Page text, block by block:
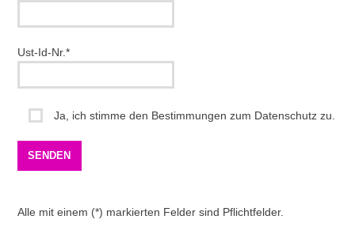
Ust-Id-Nr.*
Ja, ich stimme den Bestimmungen zum Datenschutz zu.
Alle mit einem (*) markierten Felder sind Pflichtfelder.